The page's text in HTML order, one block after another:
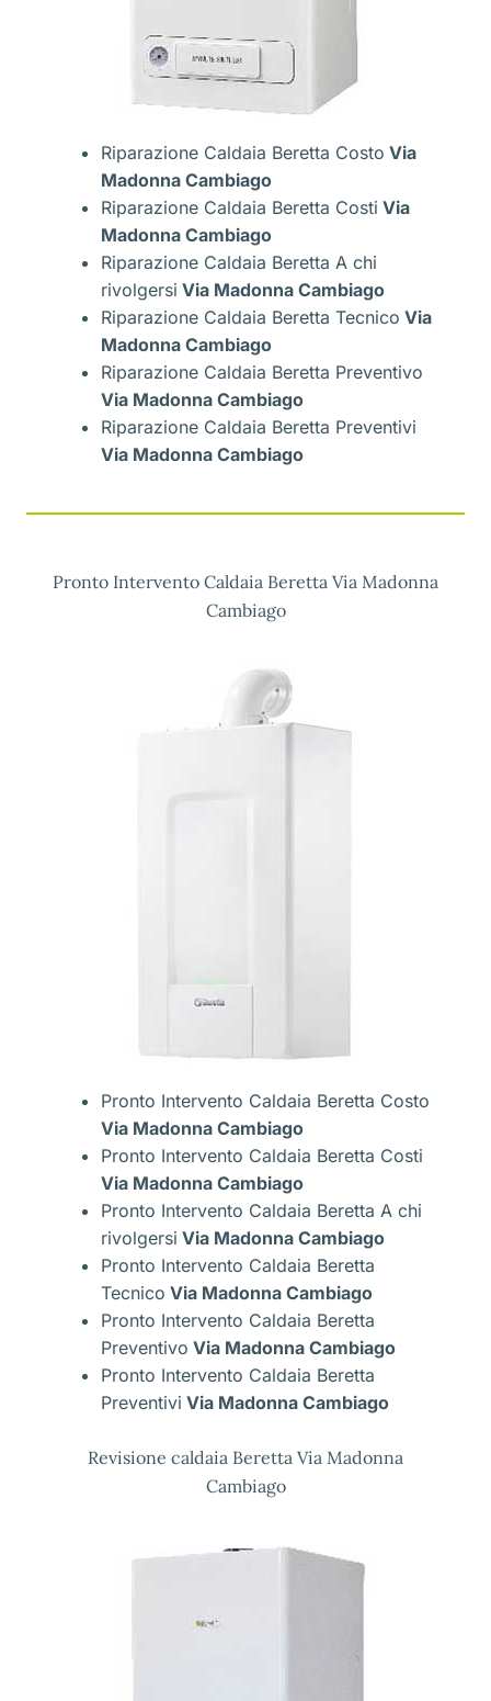
Riparazione Caldaia Beretta Costo Via
Madonna Cambiago
Riparazione Caldaia Beretta Costi Via
Madonna Cambiago
Riparazione Caldaia Beretta A chi
rivolgersi Via Madonna Cambiago
Riparazione Caldaia Beretta Tecnico Via
Madonna Cambiago
Riparazione Caldaia Beretta Preventivo
Via Madonna Cambiago
Riparazione Caldaia Beretta Preventivi
Via Madonna Cambiago
Pronto Intervento Caldaia Beretta Via Madonna
Cambiago
Pronto Intervento Caldaia Beretta Costo
Via Madonna Cambiago
Pronto Intervento Caldaia Beretta Costi
Via Madonna Cambiago
Pronto Intervento Caldaia Beretta A chi
rivolgersi Via Madonna Cambiago
Pronto Intervento Caldaia Beretta
Tecnico Via Madonna Cambiago
Pronto Intervento Caldaia Beretta
Preventivo Via Madonna Cambiago
Pronto Intervento Caldaia Beretta
Preventivi Via Madonna Cambiago
Revisione caldaia Beretta Via Madonna
Cambiago